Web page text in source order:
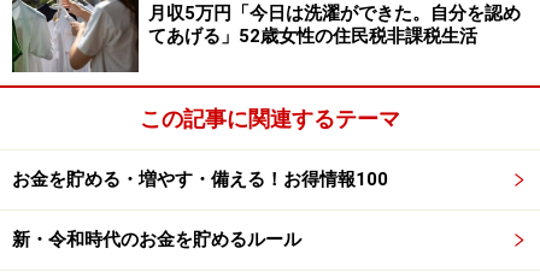
りる。回数券などで交通費を節約する」と浪費を抑える
意識が高い様子です。
月収5万円「今日は洗濯ができた。自分を認め
てあげる」52歳女性の住民税非課税生活
この記事に関連するテーマ
お金を貯める・増やす・備える！お得情報100
新・令和時代のお金を貯めるルール